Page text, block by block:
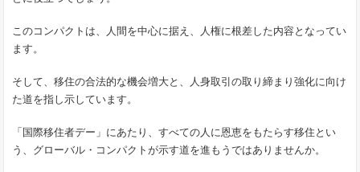
このコンパクトは、人間を中心に据え、人権に根差した内容となってい
ます。
そして、移住の合法的な機会増大と、人身取引の取り締まり強化に向け
た道を指し示しています。
「国際移住者デー」にあたり、すべての人に恩恵をもたらす移住とい
う、グローバル・コンパクトが示す道を進もうではありませんか。